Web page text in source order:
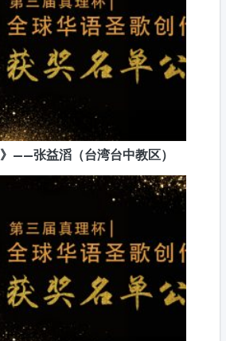
——张益滔（台湾台中教区）